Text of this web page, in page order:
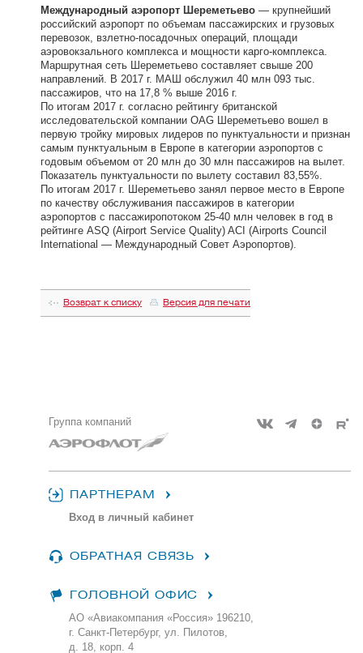
Международный аэропорт Шереметьево — крупнейший
российский аэропорт по объемам пассажирских и грузовых
перевозок, взлетно-посадочных операций, площади
аэровокзального комплекса и мощности карго-комплекса.
Маршрутная сеть Шереметьево составляет свыше 200
направлений. В 2017 г. МАШ обслужил 40 млн 093 тыс.
пассажиров, что на 17,8 % выше 2016 г.
По итогам 2017 г. согласно рейтингу британской
исследовательской компании OAG Шереметьево вошел в
первую тройку мировых лидеров по пунктуальности и признан
самым пунктуальным в Европе в категории аэропортов с
годовым объемом от 20 млн до 30 млн пассажиров на вылет.
Показатель пунктуальности по вылету составил 83,55%.
По итогам 2017 г. Шереметьево занял первое место в Европе
по качеству обслуживания пассажиров в категории
аэропортов с пассажиропотоком 25-40 млн человек в год в
рейтинге ASQ (Airport Service Quality) ACI (Airports Council
International — Международный Совет Аэропортов).
Возврат к списку Версия для печати
Группа компаний
ПАРТНЕРАМ
Вход в личный кабинет
ОБРАТНАЯ СВЯЗЬ
ГОЛОВНОЙ ОФИС
АО «Авиакомпания «Россия» 196210,
г. Санкт-Петербург, ул. Пилотов,
д. 18, корп. 4